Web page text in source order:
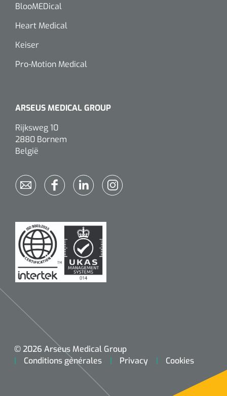
Agraffes de fixation
BlooMEDical
Heart Medical
Keiser
Pro-Motion Medical
ARSEUS MEDICAL GROUP
Rijksweg 10
2880 Bornem
België
© 2026 Arseus Medical Group
Conditions générales
Privacy Cookies